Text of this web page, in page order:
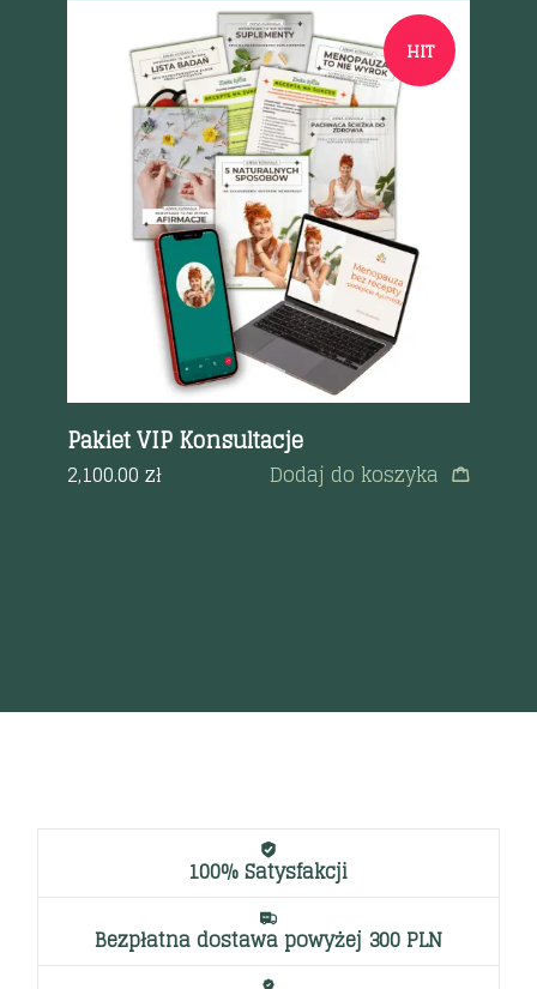
HIT
Szybki podgląd
Pakiet VIP Konsultacje
2,100.00zł Dodaj do koszyka
100% Satysfakcji
Bezpłatna dostawa powyżej 300 PLN